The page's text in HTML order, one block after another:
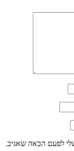
לפעם הבאה שאגיב.